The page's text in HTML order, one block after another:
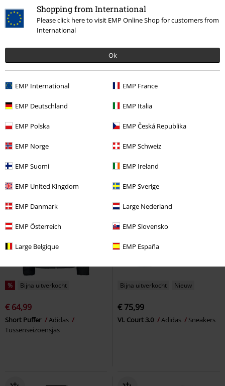
Shopping from International
Please click here to visit EMP Online Shop for customers from
International
Ok
EMP International EMP France
EMP Deutschland EMP Italia
EMP Polska EMP Česká Republika
EMP Norge EMP Schweiz
EMP Suomi EMP Ireland
EMP United Kingdom EMP Sverige
EMP Danmark Large Nederland
EMP Österreich EMP Slovensko
Large Belgique EMP España
COURT TNS PREMIERE GRAND COURT 3.0
Adidas
% Bijna uitverkocht
€ 64,99
Short Puffer
Adidas
Tussenseizoensjas
Bijna uitverkocht Nieuw
€ 75,99
VL Court 3.0 Adidas Sneakers